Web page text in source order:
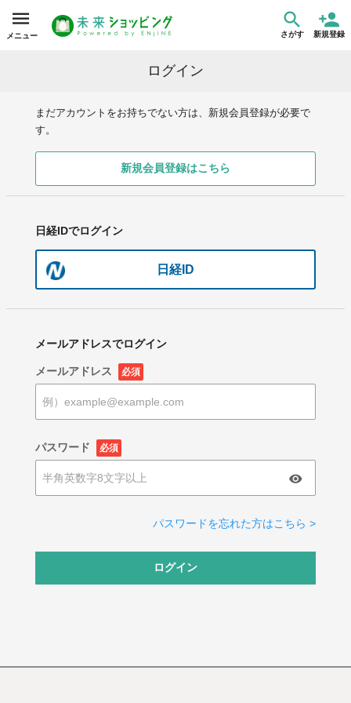
メニュー さがす 新規登録
ログイン
まだアカウントをお持ちでない方は、新規会員登録が必要で
す。
新規会員登録はこちら
日経IDでログイン
日経ID
メールアドレスでログイン
メールアドレス 必須
パスワード 必須
パスワードを忘れた方はこちら >
ログイン